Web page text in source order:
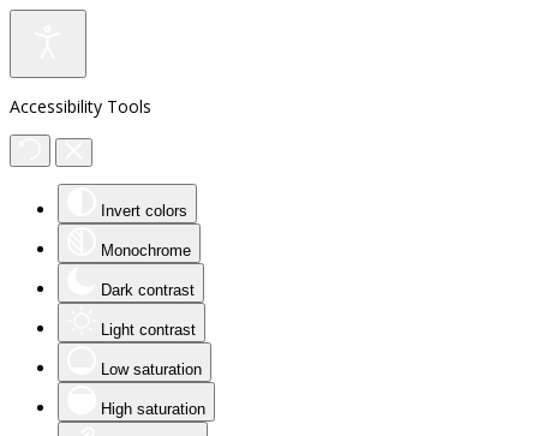
Accessibility Tools
Invert colors
Monochrome
Dark contrast
Light contrast
Low saturation
High saturation